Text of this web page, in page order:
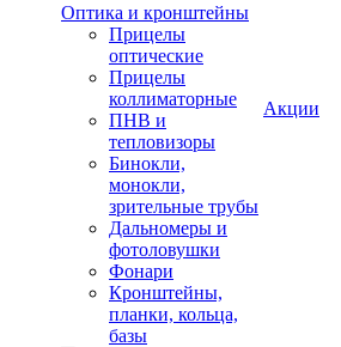
Оптика и кронштейны
Прицелы
оптические
Прицелы
коллиматорные
ПНВ и
тепловизоры
Бинокли,
монокли,
зрительные трубы
Дальномеры и
фотоловушки
Фонари
Кронштейны,
планки, кольца,
базы
Акции